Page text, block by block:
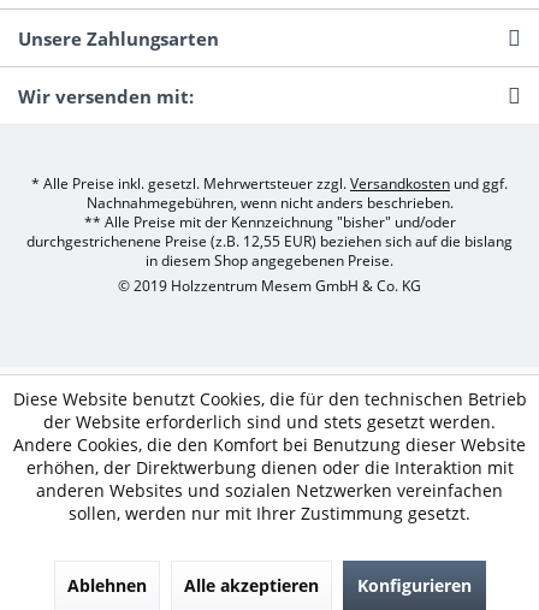
Unsere Zahlungsarten
Wir versenden mit:
* Alle Preise inkl. gesetzl. Mehrwertsteuer zzgl.Versandkosten und ggf.
Nachnahmegebühren, wenn nicht anders beschrieben.
** Alle Preise mit der Kennzeichnung "bisher" und/oder
durchgestrichenene Preise (z.B. 12,55 EUR) beziehen sich auf die bislang
in diesem Shop angegebenen Preise.
© 2019 Holzzentrum Mesem GmbH & Co. KG
Diese Website benutzt Cookies, die für den technischen Betrieb
der Website erforderlich sind und stets gesetzt werden.
Andere Cookies, die den Komfort bei Benutzung dieser Website
erhöhen, der Direktwerbung dienen oder die Interaktion mit
anderen Websites und sozialen Netzwerken vereinfachen
sollen, werden nur mit Ihrer Zustimmung gesetzt.
Ablehnen Alle akzeptieren Konfigurieren